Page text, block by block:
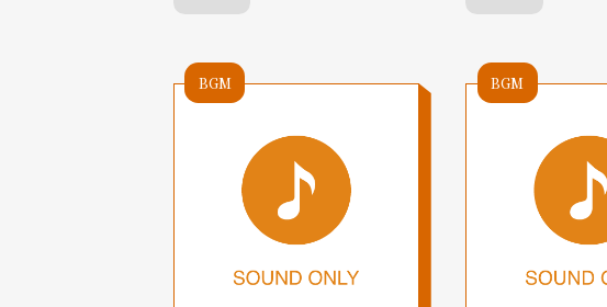
BGM BGM